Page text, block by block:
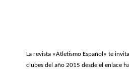
La revista «Atletismo Español» te
clubes del año 2015 desde el enlace